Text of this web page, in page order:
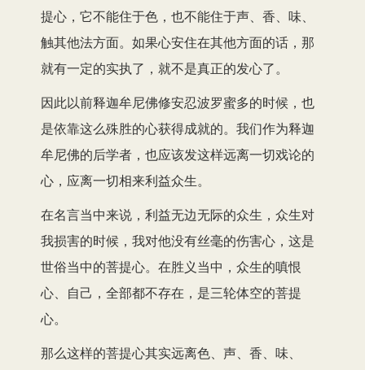
提心，它不能住于色，也不能住于声、香、味、
触其他法方面。如果心安住在其他方面的话，那
就有一定的实执了，就不是真正的发心了。
因此以前释迦牟尼佛修安忍波罗蜜多的时候，也
是依靠这么殊胜的心获得成就的。我们作为释迦
牟尼佛的后学者，也应该发这样远离一切戏论的
心，应离一切相来利益众生。
在名言当中来说，利益无边无际的众生，众生对
我损害的时候，我对他没有丝毫的伤害心，这是
世俗当中的菩提心。在胜义当中，众生的嗔恨
心、自己，全部都不存在，是三轮体空的菩提
心。
那么这样的菩提心其实远离色、声、香、味、